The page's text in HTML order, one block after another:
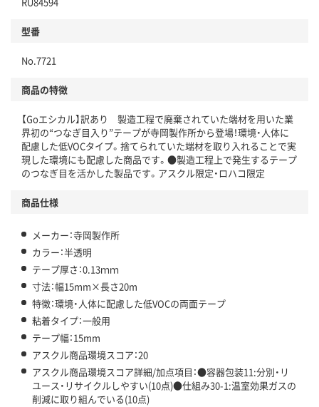
仕組
この商品の環境配慮ポイントです。下記商品詳細「
アスクル商品環境スコア詳細／加点項目
」で確認できます。
型番
No.7721
商品の特徴
【Goエシカル】訳あり 製造工程で廃棄されていた端材を用いた業
界初の“つなぎ目入り”テープが寺岡製作所から登場！環境・人体に
配慮した低VOCタイプ。捨てられていた端材を取り入れることで実
現した環境にも配慮した商品です。●製造工程上で発生するテープ
のつなぎ目を活かした製品です。アスクル限定・ロハコ限定
商品仕様
メーカー：寺岡製作所
カラー：半透明
テープ厚さ：0.13ｍｍ
寸法：幅15mm×長さ20m
特徴：環境・人体に配慮した低VOCの両面テープ
粘着タイプ：一般用
テープ幅：15mm
アスクル商品環境スコア：20
アスクル商品環境スコア詳細/加点項目：●容器包装11:分別・リ
ユース・リサイクルしやすい(10点)●仕組み30-1:温室効果ガスの
削減に取り組んでいる(10点)